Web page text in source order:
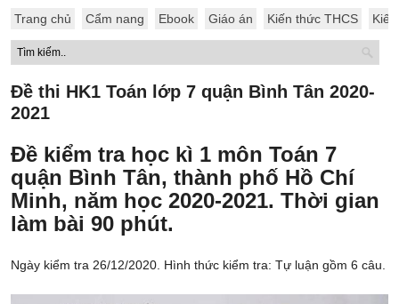
Trang chủ Cẩm nang Ebook Giáo án Kiến thức THCS
Đề thi HK1 Toán lớp 7 quận Bình Tân 2020-
2021
Đề kiểm tra học kì 1 môn Toán 7
quận Bình Tân, thành phố Hồ Chí
Minh, năm học 2020-2021. Thời gian
làm bài 90 phút.
Ngày kiểm tra 26/12/2020. Hình thức kiểm tra: Tự luận gồm 6 câu.